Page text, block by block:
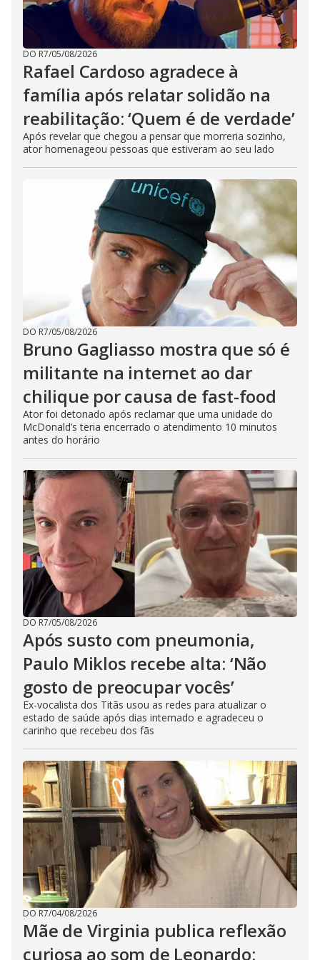
DO R7/05/08/2026
Rafael Cardoso agradece à
família após relatar solidão na
reabilitação: ‘Quem é de verdade’
Após revelar que chegou a pensar que morreria sozinho,
ator homenageou pessoas que estiveram ao seu lado
DO R7/05/08/2026
Bruno Gagliasso mostra que só é
militante na internet ao dar
chilique por causa de fast-food
Ator foi detonado após reclamar que uma unidade do
McDonald’s teria encerrado o atendimento 10 minutos
antes do horário
DO R7/05/08/2026
Após susto com pneumonia,
Paulo Miklos recebe alta: ‘Não
gosto de preocupar vocês’
Ex-vocalista dos Titãs usou as redes para atualizar o
estado de saúde após dias internado e agradeceu o
carinho que recebeu dos fãs
DO R7/04/08/2026
Mãe de Virginia publica reflexão
curiosa ao som de Leonardo: